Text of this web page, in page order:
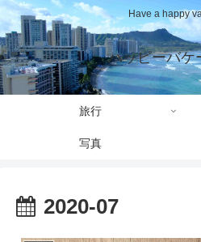
Have a happy
ハッピーバケ
旅行
写真
2020-07